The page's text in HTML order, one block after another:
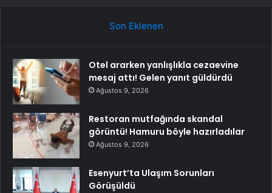
Son Eklenen
Otel ararken yanlışlıkla cezaevine
mesaj attı! Gelen yanıt güldürdü
Ağustos 9, 2026
Restoran mutfağında skandal
görüntü! Hamuru böyle hazırladılar
Ağustos 9, 2026
Esenyurt’ta Ulaşım Sorunları
Görüşüldü